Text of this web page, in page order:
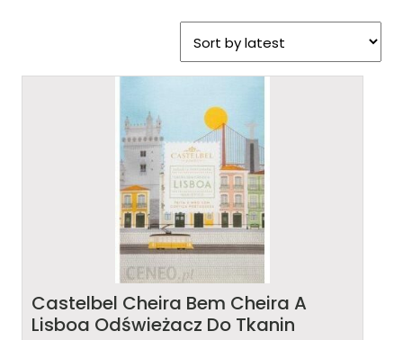
Castelbel Cheira Bem Cheira A
Lisboa Odświeżacz Do Tkanin